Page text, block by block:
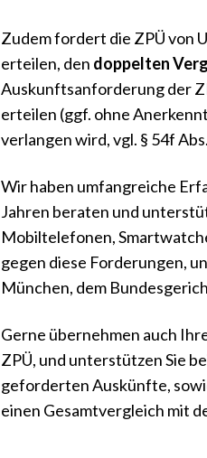
Zudem fordert die ZPÜ von
erteilen, den doppelten
Auskunftsanforderung der
erteilen (ggf. ohne
verlangen wird, vgl. § 54f
Wir haben umfangreiche
Jahren beraten und
Mobiltelefonen,
gegen diese Forderungen,
München, dem
Gerne übernehmen auch
ZPÜ, und unterstützen Sie
geforderten Auskünfte,
einen Gesamtvergleich mit